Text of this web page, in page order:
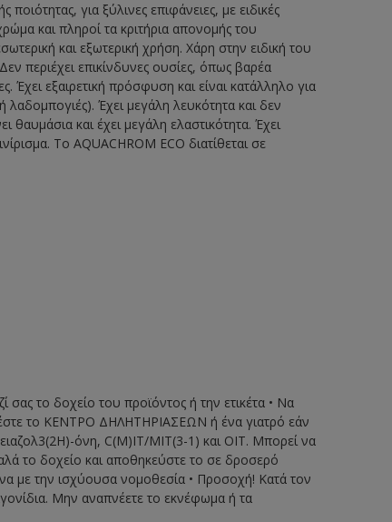
για ξύλινες επιφάνειες, με ειδικές
και πληροί τα κριτήρια απονομής του
και εξωτερική χρήση. Χάρη στην ειδική του
περιέχει επικίνδυνες ουσίες, όπως βαρέα
εξαιρετική πρόσφυση και είναι κατάλληλο για
Έχει μεγάλη λευκότητα και δεν
και έχει μεγάλη ελαστικότητα. Έχει
Το AQUACHROM ECO διατίθεται σε
σας το δοχείο του προϊόντος ή την ετικέτα • Να
το ΚΕΝΤΡΟ ΔΗΛΗΤΗΡΙΑΣΕΩΝ ή ένα γιατρό εάν
όνη, C(M)IT/MIT(3-1) και ΟΙΤ. Μπορεί να
το δοχείο και αποθηκεύστε το σε δροσερό
με την ισχύουσα νομοθεσία • Προσοχή! Κατά τον
Μην αναπνέετε το εκνέφωμα ή τα